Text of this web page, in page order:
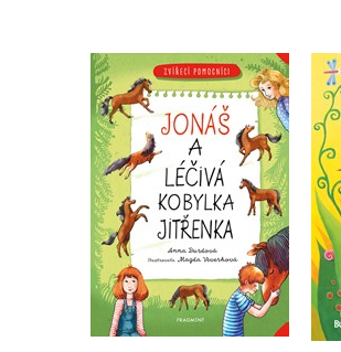
Zvířecí pomocníci -
Jonáš a léčivá kobylka
Jitřenka
Anna Burdová
Do košíku
269 Kč
215 Kč